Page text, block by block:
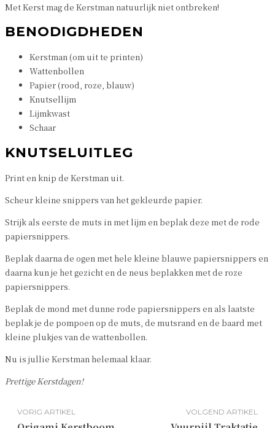
Met Kerst mag de Kerstman natuurlijk niet ontbreken!
BENODIGDHEDEN
Kerstman (om uit te printen)
Wattenbollen
Papier (rood, roze, blauw)
Knutsellijm
Lijmkwast
Schaar
KNUTSELUITLEG
Print en knip de Kerstman uit.
Scheur kleine snippers van het gekleurde papier.
Strijk als eerste de muts in met lijm en beplak deze met de rode
papiersnippers.
Beplak daarna de ogen met hele kleine blauwe papiersnippers en
daarna kun je het gezicht en de neus beplakken met de roze
papiersnippers.
Beplak de mond met dunne rode papiersnippers en als laatste
beplak je de pompoen op de muts, de mutsrand en de baard met
kleine plukjes van de wattenbollen.
Nu is jullie Kerstman helemaal klaar.
Prettige Kerstdagen!
VORIG ARTIKEL VOLGEND ARTIKEL